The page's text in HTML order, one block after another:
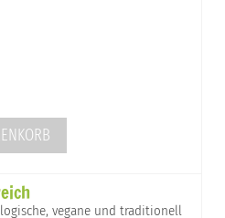
vegane und traditionell